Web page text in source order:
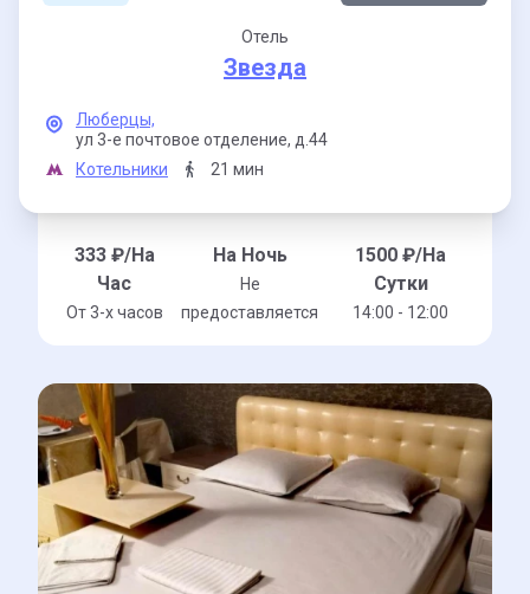
Отель
Звезда
Люберцы,
ул 3-е почтовое отделение, д.44
Котельники
21 мин
333₽/На
Час
От 3-x часов
На Ночь
Не
предоставляется
1500 ₽/На
Сутки
14:00 - 12:00